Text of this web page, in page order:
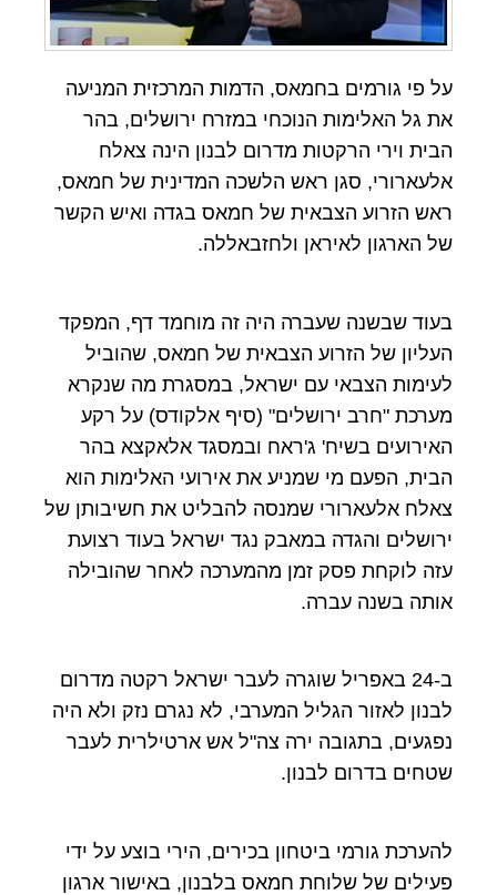
על פי גורמים בחמאס, הדמות המרכזית המניעה
את גל האלימות הנוכחי במזרח ירושלים, בהר
הבית וירי הרקטות מדרום לבנון הינה צאלח
אלעארורי, סגן ראש הלשכה המדינית של חמאס,
ראש הזרוע הצבאית של חמאס בגדה ואיש הקשר
של הארגון לאיראן ולחזבאללה.
בעוד שבשנה שעברה היה זה מוחמד דף, המפקד
העליון של הזרוע הצבאית של חמאס, שהוביל
לעימות הצבאי עם ישראל, במסגרת מה שנקרא
מערכת "חרב ירושלים" (סיף אלקודס) על רקע
האירועים בשיח' ג'ראח ובמסגד אלאקצא בהר
הבית, הפעם מי שמניע את אירועי האלימות הוא
צאלח אלעארורי שמנסה להבליט את חשיבותן של
ירושלים והגדה במאבק נגד ישראל בעוד רצועת
עזה לוקחת פסק זמן מהמערכה לאחר שהובילה
אותה בשנה עברה.
ב-24 באפריל שוגרה לעבר ישראל רקטה מדרום
לבנון לאזור הגליל המערבי, לא נגרם נזק ולא היה
נפגעים, בתגובה ירה צה"ל אש ארטילרית לעבר
שטחים בדרום לבנון.
להערכת גורמי ביטחון בכירים, הירי בוצע על ידי
פעילים של שלוחת חמאס בלבנון, באישור ארגון